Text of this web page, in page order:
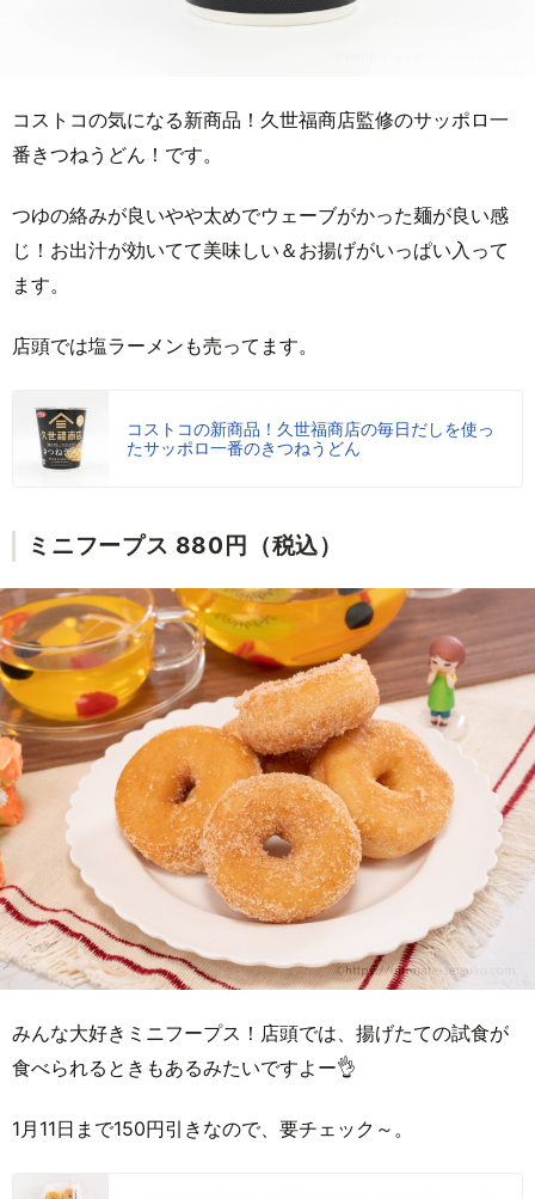
コストコの気になる新商品！久世福商店監修のサッポロ一
番きつねうどん！です。
つゆの絡みが良いやや太めでウェーブがかった麺が良い感
じ！お出汁が効いてて美味しい＆お揚げがいっぱい入って
ます。
店頭では塩ラーメンも売ってます。
コストコの新商品！久世福商店の毎日だしを使っ
たサッポロ一番のきつねうどん
ミニフープス 880円（税込）
みんな大好きミニフープス！店頭では、揚げたての試食が
食べられるときもあるみたいですよー👌
1月11日まで150円引きなので、要チェック～。